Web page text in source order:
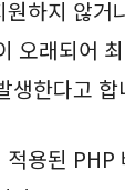
하지 않거
오래되어
생한다고 합
용된 PHP